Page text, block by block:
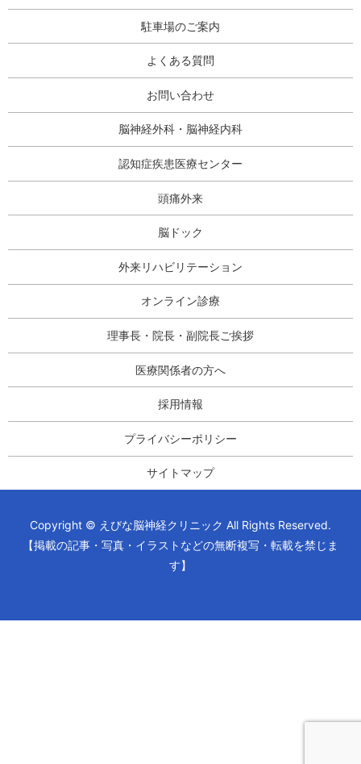
駐車場のご案内
よくある質問
お問い合わせ
脳神経外科・脳神経内科
認知症疾患医療センター
頭痛外来
脳ドック
外来リハビリテーション
オンライン診療
理事長・院長・副院長ご挨拶
医療関係者の方へ
採用情報
プライバシーポリシー
サイトマップ
Copyright © えびな脳神経クリニック All Rights Reserved.
【掲載の記事・写真・イラストなどの無断複写・転載を禁じま
す】